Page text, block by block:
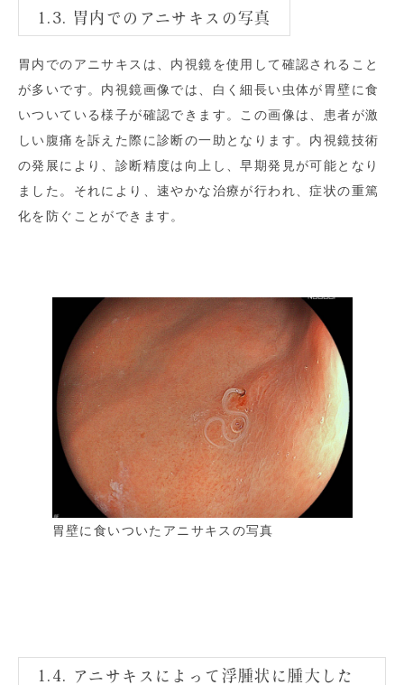
1.3. 胃内でのアニサキスの写真
胃内でのアニサキスは、内視鏡を使用して確認されること
が多いです。内視鏡画像では、白く細長い虫体が胃壁に食
いついている様子が確認できます。この画像は、患者が激
しい腹痛を訴えた際に診断の一助となります。内視鏡技術
の発展により、診断精度は向上し、早期発見が可能となり
ました。それにより、速やかな治療が行われ、症状の重篤
化を防ぐことができます。
胃壁に食いついたアニサキスの写真
1.4. アニサキスによって浮腫状に腫大した